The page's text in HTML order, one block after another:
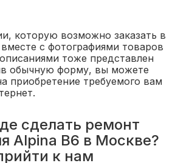
которую возможно заказать в
с фотографиями товаров
тоже представлен
обычную форму, вы можете
приобретение требуемого вам
сделать ремонт
Alpina B6 в Москве?
к нам